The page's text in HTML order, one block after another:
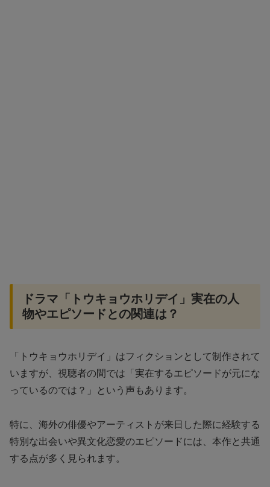
ドラマ「トウキョウホリデイ」実在の人
物やエピソードとの関連は？
「トウキョウホリデイ」はフィクションとして制作されて
いますが、視聴者の間では「実在するエピソードが元にな
っているのでは？」という声もあります。
特に、海外の俳優やアーティストが来日した際に経験する
特別な出会いや異文化恋愛のエピソードには、本作と共通
する点が多く見られます。